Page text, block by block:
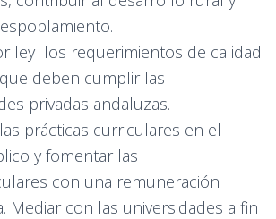
ley los requerimientos de calidad
deben cumplir las
privadas andaluzas.
prácticas curriculares en el
y fomentar las
con una remuneración
Mediar con las universidades a fin